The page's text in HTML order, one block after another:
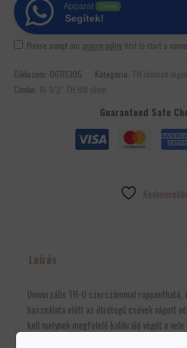
Apparat Online
Segítek!
Please accept our privacy policyfirst to start a
Cikkszám: 06111305 Kategória: TH idomok
Címke: 16-1/2" TH BM idom
Guaranteed Safe
Leírás
Univerzális TH-U szerszámmal
használata előtt az ötrétegű csövek vágott
kell melynek megfelelő kalibráló végét a